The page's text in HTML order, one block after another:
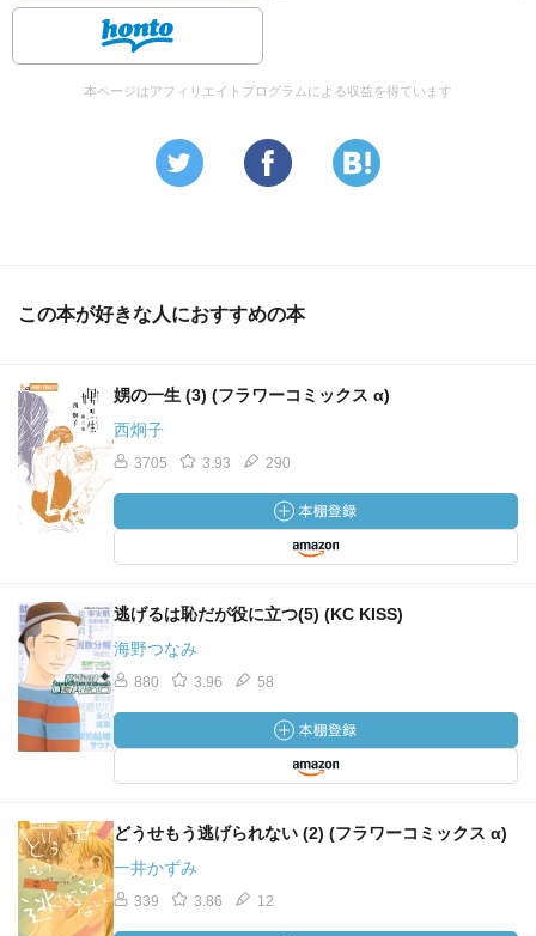
本ページはアフィリエイトプログラムによる収益を得ています
この本が好きな人におすすめの本
娚の一生 (3) (フラワーコミックス α)
西炯子
3705 3.93 290
逃げるは恥だが役に立つ(5) (KC KISS)
海野つなみ
880 3.96 58
どうせもう逃げられない (2) (フラワーコミックス α)
一井かずみ
339 3.86 12